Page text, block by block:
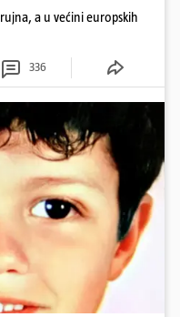
a u većini europskih
336